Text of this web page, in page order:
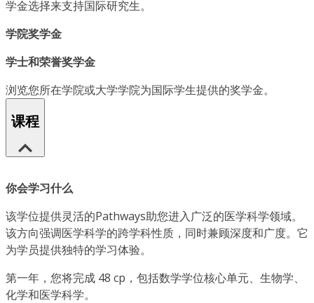
学金选择来支持国际研究生。
学院奖学金
学士和荣誉奖学金
浏览您所在学院或大学学院为国际学生提供的奖学金。
课程
你会学习什么
该学位提供灵活的Pathways助您进入广泛的医学科学领域。
该方向强调医学科学的跨学科性质，同时兼顾深度和广度。它
为学员提供独特的学习体验。
第一年，您将完成 48 cp，包括数学学位核心单元、生物学、
化学和医学科学。